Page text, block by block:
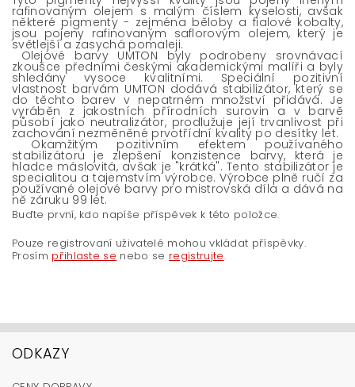
rafinovaným olejem s malým číslem kyselosti, avšak
některé pigmenty - zejména běloby a fialové kobalty,
jsou pojeny rafinovaným saflorovým olejem, který je
světlejší a zasychá pomaleji.
Olejové barvy UMTON byly podrobeny srovnávací
zkoušce předními českými akademickými malíři a byly
shledány vysoce kvalitními. Speciální pozitivní
vlastnost barvám UMTON dodává stabilizátor, který se
do těchto barev v nepatrném množství přidává. Je
vyráběn z jakostních přírodních surovin a v barvě
působí jako neutralizátor, prodlužuje její trvanlivost při
zachování nezměněné prvotřídní kvality po desítky let.
Okamžitým pozitivním efektem používaného
stabilizátoru je zlepšení konzistence barvy, která je
hladce máslovitá, avšak je "krátká". Tento stabilizátor je
specialitou a tajemstvím výrobce. Výrobce plně ručí za
používané olejové barvy pro mistrovská díla a dává na
ně záruku 99 let.
Buďte první, kdo napíše příspěvek k této položce.
Pouze registrovaní uživatelé mohou vkládat příspěvky.
Prosím přihlaste se nebo se registrujte.
ODKAZY